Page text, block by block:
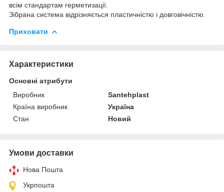
всім стандартам герметизації.
Зібрана система відрізняється пластичністю і довговічністю.
Приховати
Характеристики
Основні атрибути
Виробник
Santehplast
Країна виробник
Україна
Стан
Новий
Умови доставки
Нова Пошта
Укрпошта